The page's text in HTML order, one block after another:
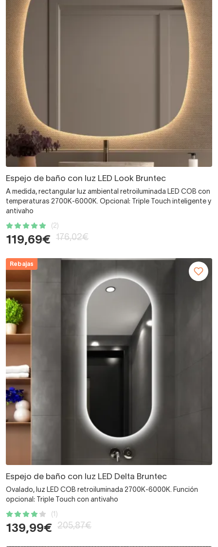
Espejo de baño con luz LED Look Bruntec
A medida, rectangular luz ambiental retroiluminada LED COB con
temperaturas 2700K-6000K. Opcional: Triple Touch inteligente y
antivaho
(2)
119,69€ 176,02€
Rebajas
Espejo de baño con luz LED Delta Bruntec
Ovalado, luz LED COB retroiluminada 2700K-6000K. Función
opcional: Triple Touch con antivaho
(1)
139,99€ 205,87€